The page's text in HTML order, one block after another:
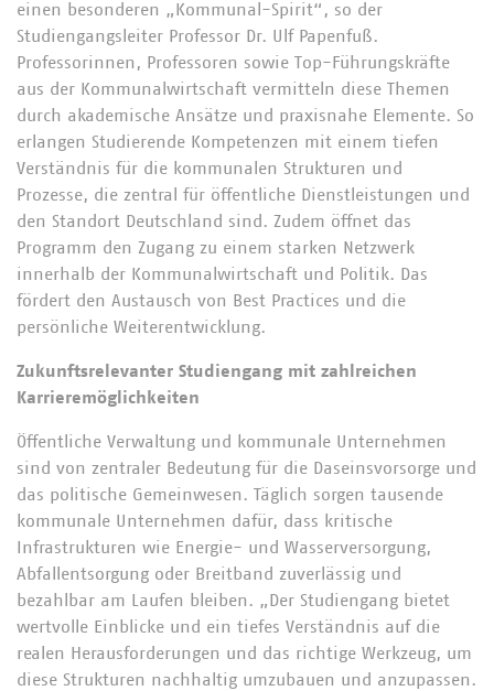
einen besonderen „Kommunal-Spirit“, so der
Studiengangsleiter Professor Dr. Ulf Papenfuß.
Professorinnen, Professoren sowie Top-Führungskräfte
aus der Kommunalwirtschaft vermitteln diese Themen
durch akademische Ansätze und praxisnahe Elemente. So
erlangen Studierende Kompetenzen mit einem tiefen
Verständnis für die kommunalen Strukturen und
Prozesse, die zentral für öffentliche Dienstleistungen und
den Standort Deutschland sind. Zudem öffnet das
Programm den Zugang zu einem starken Netzwerk
innerhalb der Kommunalwirtschaft und Politik. Das
fördert den Austausch von Best Practices und die
persönliche Weiterentwicklung.
Zukunftsrelevanter Studiengang mit zahlreichen
Karrieremöglichkeiten
Öffentliche Verwaltung und kommunale Unternehmen
sind von zentraler Bedeutung für die Daseinsvorsorge und
das politische Gemeinwesen. Täglich sorgen tausende
kommunale Unternehmen dafür, dass kritische
Infrastrukturen wie Energie- und Wasserversorgung,
Abfallentsorgung oder Breitband zuverlässig und
bezahlbar am Laufen bleiben. „Der Studiengang bietet
wertvolle Einblicke und ein tiefes Verständnis auf die
realen Herausforderungen und das richtige Werkzeug, um
diese Strukturen nachhaltig umzubauen und anzupassen.